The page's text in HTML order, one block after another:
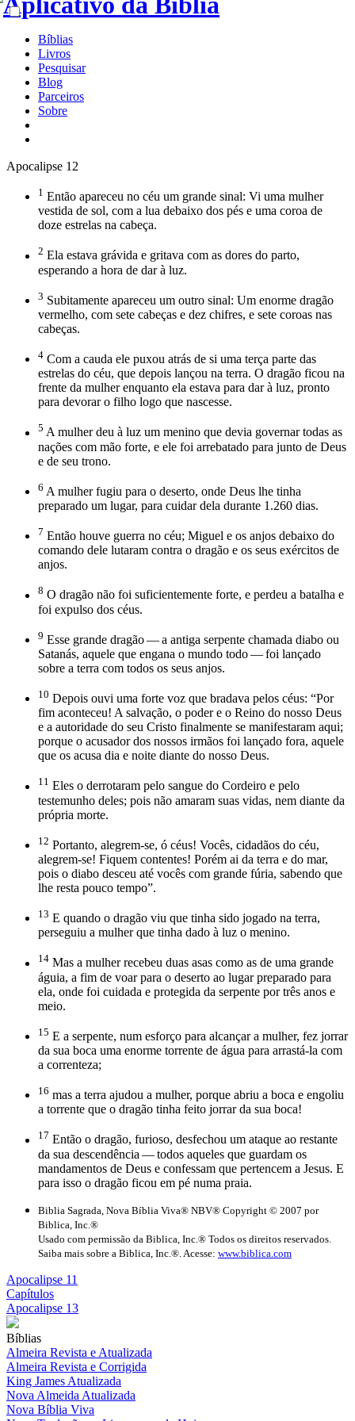
Bíblias
Livros
Pesquisar
Blog
Parceiros
Sobre
Apocalipse 12
1 Então apareceu no céu um grande sinal: Vi uma mulher
vestida de sol, com a lua debaixo dos pés e uma coroa de
doze estrelas na cabeça.
2 Ela estava grávida e gritava com as dores do parto,
esperando a hora de dar à luz.
3 Subitamente apareceu um outro sinal: Um enorme dragão
vermelho, com sete cabeças e dez chifres, e sete coroas nas
cabeças.
4 Com a cauda ele puxou atrás de si uma terça parte das
estrelas do céu, que depois lançou na terra. O dragão ficou na
frente da mulher enquanto ela estava para dar à luz, pronto
para devorar o filho logo que nascesse.
5 A mulher deu à luz um menino que devia governar todas as
nações com mão forte, e ele foi arrebatado para junto de Deus
e de seu trono.
6 A mulher fugiu para o deserto, onde Deus lhe tinha
preparado um lugar, para cuidar dela durante 1.260 dias.
7 Então houve guerra no céu; Miguel e os anjos debaixo do
comando dele lutaram contra o dragão e os seus exércitos de
anjos.
8 O dragão não foi suficientemente forte, e perdeu a batalha e
foi expulso dos céus.
9 Esse grande dragão — a antiga serpente chamada diabo ou
Satanás, aquele que engana o mundo todo — foi lançado
sobre a terra com todos os seus anjos.
10 Depois ouvi uma forte voz que bradava pelos céus: “Por
fim aconteceu! A salvação, o poder e o Reino do nosso Deus
e a autoridade do seu Cristo finalmente se manifestaram aqui;
porque o acusador dos nossos irmãos foi lançado fora, aquele
que os acusa dia e noite diante do nosso Deus.
11 Eles o derrotaram pelo sangue do Cordeiro e pelo
testemunho deles; pois não amaram suas vidas, nem diante da
própria morte.
12 Portanto, alegrem-se, ó céus! Vocês, cidadãos do céu,
alegrem-se! Fiquem contentes! Porém ai da terra e do mar,
pois o diabo desceu até vocês com grande fúria, sabendo que
lhe resta pouco tempo”.
13 E quando o dragão viu que tinha sido jogado na terra,
perseguiu a mulher que tinha dado à luz o menino.
14 Mas a mulher recebeu duas asas como as de uma grande
águia, a fim de voar para o deserto ao lugar preparado para
ela, onde foi cuidada e protegida da serpente por três anos e
meio.
15 E a serpente, num esforço para alcançar a mulher, fez jorrar
da sua boca uma enorme torrente de água para arrastá-la com
a correnteza;
16 mas a terra ajudou a mulher, porque abriu a boca e engoliu
a torrente que o dragão tinha feito jorrar da sua boca!
17 Então o dragão, furioso, desfechou um ataque ao restante
da sua descendência — todos aqueles que guardam os
mandamentos de Deus e confessam que pertencem a Jesus. E
para isso o dragão ficou em pé numa praia.
Biblia Sagrada, Nova Bíblia Viva® NBV® Copyright © 2007 por
Biblica, Inc.®
Usado com permissão da Biblica, Inc.® Todos os direitos reservados.
Saiba mais sobre a Biblica, Inc.®. Acesse: www.biblica.com
Apocalipse 11
Capítulos
Apocalipse 13
Bíblias
Almeira Revista e Atualizada
Almeira Revista e Corrigida
King James Atualizada
Nova Almeida Atualizada
Nova Bíblia Viva